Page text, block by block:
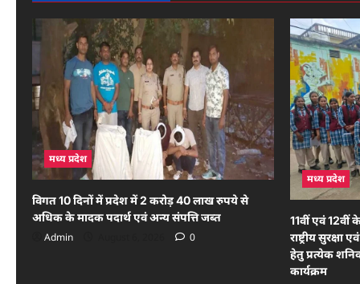
मध्य प्रदेश
विगत 10 दिनों में प्रदेश में 2 करोड़ 40 लाख रुपये से
अधिक के मादक पदार्थ एवं अन्य संपत्ति जब्त
Admin
0
मध्य प्रदेश
11वीं एवं 12वीं
राष्ट्रीय
हेतु प्रत्येक
कार्यक्रम